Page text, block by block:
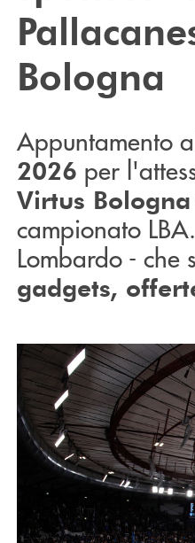
Bologna
Appuntamento
2026 per
Virtus Bologna
campionato
Lombardo - che
gadgets,